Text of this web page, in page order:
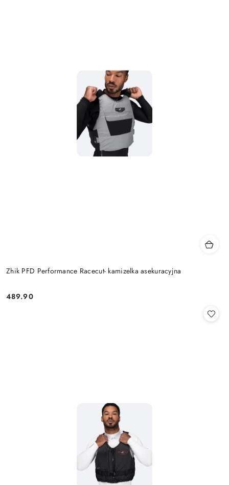
Zhik PFD Performance Racecut- kamizelka asekuracyjna
Cena:
489.90